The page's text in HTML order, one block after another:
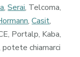
,Serai, Telcoma,
,Casit,
Portalp, Kaba,
potete chiamarci